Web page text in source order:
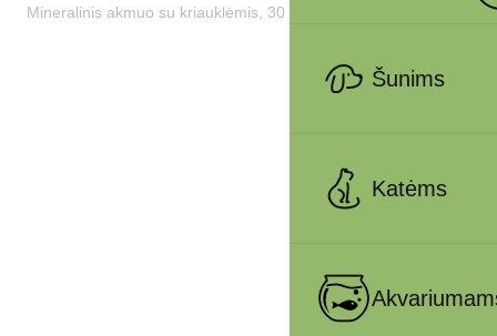
Šunims
Katėms
Mineralinis akmuo su kriauklėmis, 30 g